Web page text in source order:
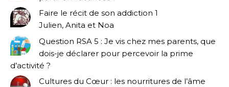
Faire le récit de son addiction 1
Julien, Anita et Noa
Question RSA 5 : Je vis chez mes parents, que
dois-je déclarer pour percevoir la prime
d’activité ?
Cultures du Cœur : les nourritures de l’âme